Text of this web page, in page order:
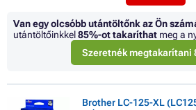
Van egy olcsóbb utántöltőnk az Ön
utántöltőinkkel85%-ot takaríthat meg a
Szeretnék megtakarítani
Brother LC-125-XL